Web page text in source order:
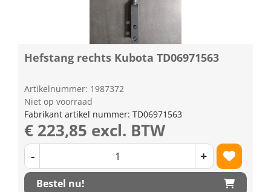
Hefstang rechts Kubota TD06971563
Artikelnummer: 1987372
Niet op voorraad
Fabrikant artikel nummer: TD06971563
€ 223,85 excl. BTW
- +
Bestel nu!